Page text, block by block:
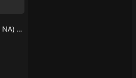
SUMMER FRUITS (NA NA) – Original Koffee